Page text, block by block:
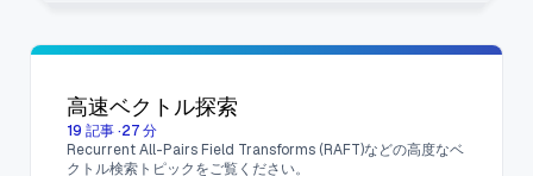
高速ベクトル探索
19 記事·27分
Recurrent All-Pairs Field Transforms (RAFT)などの高度なベ
クトル検索トピックをご覧ください。